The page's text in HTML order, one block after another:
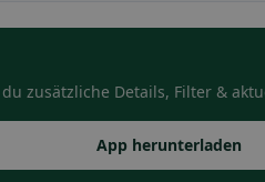
zusätzliche Details, Filter &
App herunterladen